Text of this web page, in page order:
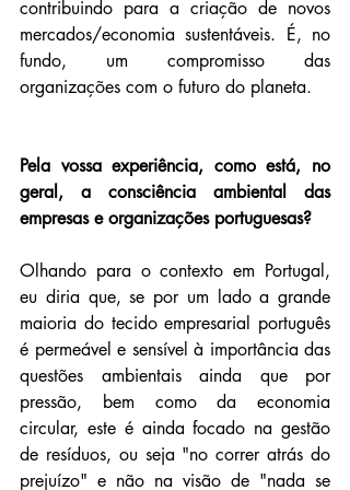
contribuindo para a criação de novos
mercados/economia sustentáveis. É, no
fundo, um compromisso das
organizações com o futuro do planeta.
Pela vossa experiência, como está, no
geral, a consciência ambiental das
empresas e organizações portuguesas?
Olhando para o contexto em Portugal,
eu diria que, se por um lado a grande
maioria do tecido empresarial português
é permeável e sensível à importância das
questões ambientais ainda que por
pressão, bem como da economia
circular, este é ainda focado na gestão
de resíduos, ou seja "no correr atrás do
prejuízo" e não na visão de "nada se